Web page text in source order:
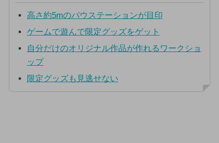
高さ約5mのパウステーションが目印
ゲームで遊んで限定グッズをゲット
自分だけのオリジナル作品が作れるワークショ
ップ
限定グッズも見逃せない